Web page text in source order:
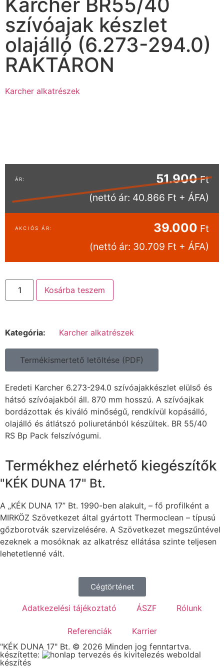
szívóajak készlet
olajálló (6.273-294.0)
RAKTÁRON
Karcher alkatrészek
51.900Ft
(nettó ár: 40.866 Ft + ÁFA)
39.000 Ft
(nettó ár: 30.709 Ft + ÁFA)
Kosárba teszem
Kategória: Karcher alkatrészek
Termékismertető letöltése (PDF)
Eredeti Karcher 6.273-294.0 szívóajakkészlet elülső és
hátsó szívóajakból áll. 870 mm hosszú. A szívóajkak
bordázottak és kiváló minőségű, rendkívül kopásálló,
olajálló és átlátszó poliuretánból készültek. BR 55/40
RS Bp Pack felszívógumi.
Termékhez elérhető kiegészítők
"KÉK DUNA 17" Bt.
A „KÉK DUNA 17” Bt. 1990-ben alakult, – fő profilként a
MIRKÖZ Szövetkezet által gyártott Thermoclean – típusú
gőzborotvák szervizelésére. A Szövetkezet megszűntével
ezeknek a mosóknak az alkatrész ellátása szinte teljesen
lehetetlenné vált.
Cégtörténet
Adatkezelési tájékoztató ÁSZF Rólunk
Referenciák
Karrier
"KÉK DUNA 17" Bt. © 2026 Minden jog fenntartva.
készítette:
weboldal
készítés